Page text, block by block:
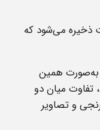
ذخیره می‌شود که
به‌صورت همین
تفاوت میان دو
و تصاویر